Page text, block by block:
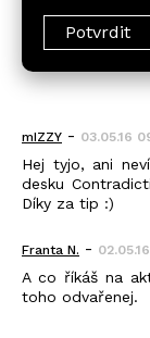
mIZZY - 03.05.16
Hej tyjo, ani
desku
Díky za tip :)
Franta N. -
A co říkáš na
toho odvařenej.